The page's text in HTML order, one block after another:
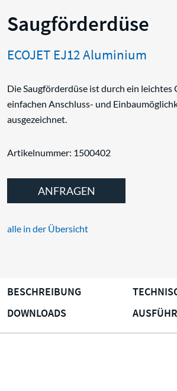
Saugförderdüse
ECOJET EJ12 Aluminium
Die Saugförderdüse ist durch ein leichtes
einfachen Anschluss- und
ausgezeichnet.
Artikelnummer: 1500402
ANFRAGEN
alle in der Übersicht
BESCHREIBUNG
DOWNLOADS